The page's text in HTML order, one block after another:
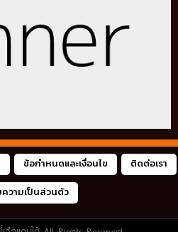
ข้อกำหนดและเงื่อนไข ติดต่อเรา
ความเป็นส่วนตัว